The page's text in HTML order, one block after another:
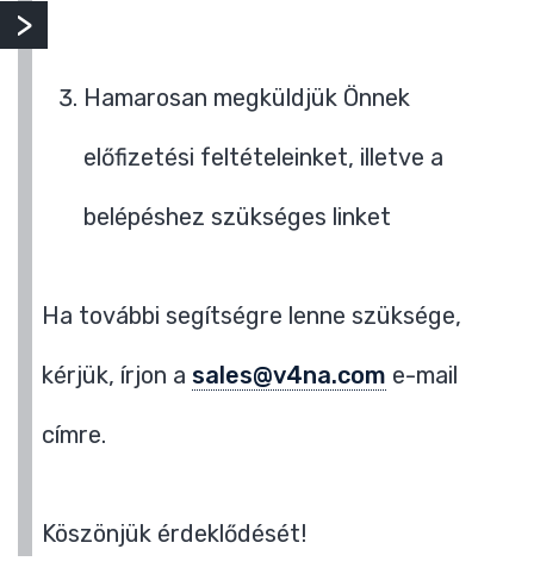
Hamarosan megküldjük Önnek
előfizetési feltételeinket, illetve a
belépéshez szükséges linket
Ha további segítségre lenne szüksége,
kérjük, írjon a sales@v4na.com e-mail
címre.
Köszönjük érdeklődését!